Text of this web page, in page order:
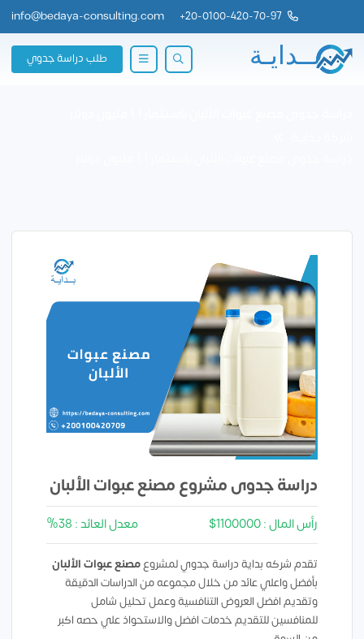
20-0100-420-70-97
+
info@bedaya-consulting.com
طلب دراسة جدوي
دراسة جدوى مشروع مصنع عبوات الألبان
رأس المال : 1100000$ معدل العائد : 38%
تقدم شركه بداية دراسة جدوي لمشروعمصنع عبوات الألبان
بأفضل واعلي عائد من خلال مجموعه من الدراسات الدقيقة
وتقديم افضل العروض التنافسية وعمل تحليل شامل
للمنافسين للتقديم خدمات افضل والاستحواذ علي حصه اكبر